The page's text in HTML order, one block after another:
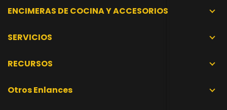
ENCIMERAS DE COCINA Y ACCESORIOS
SERVICIOS
RECURSOS
Otros Enlances